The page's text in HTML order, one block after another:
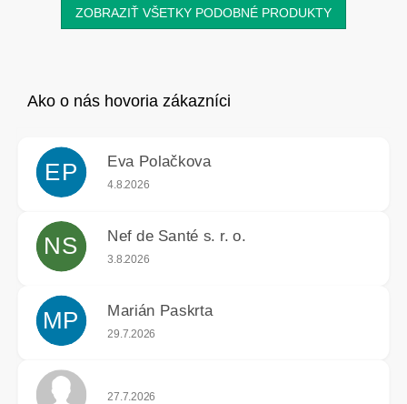
ZOBRAZIŤ VŠETKY PODOBNÉ PRODUKTY
EP Eva Polačkova
Hodnotenie obchodu je 5 z 5 hviezdičiek.
4.8.2026
NS Nef de Santé s. r. o.
Hodnotenie obchodu je 5 z 5 hviezdičiek.
3.8.2026
MP Marián Paskrta
Hodnotenie obchodu je 5 z 5 hviezdičiek.
29.7.2026
Hodnotenie obchodu je 5 z 5 hviezdičiek.
27.7.2026